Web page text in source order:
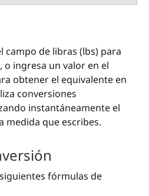
de libras (lbs) para
ingresa un valor en el
obtener el equivalente en
conversiones
instantáneamente el
medida que escribes.
fórmulas de